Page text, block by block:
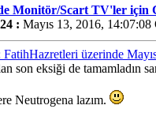
Monitör/Scart TV'ler için
: Mayıs 13, 2016, 14:07:08
FatihHazretleri üzerinde
son eksiği de tamamladın
Neutrogena lazım.